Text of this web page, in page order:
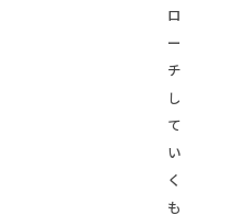
ロ
ー
チ
し
て
い
く
も